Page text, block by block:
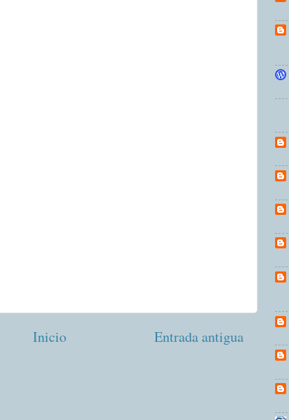
Entrada antigua
Inicio